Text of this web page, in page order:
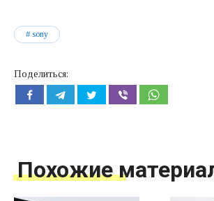
sony
Поделиться:
Похожие